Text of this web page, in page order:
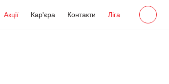
Акції Кар'єра Контакти Ліга